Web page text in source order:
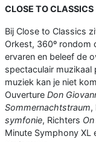
CLOSE TO CLASSICS
Bij Close to Classics
Orkest, 360º rondom
ervaren en beleef de
spectaculair muzikaal
muziek kan je niet
Ouverture Don
Sommernachtstraum,
symfonie, Richters
Minute Symphony XL